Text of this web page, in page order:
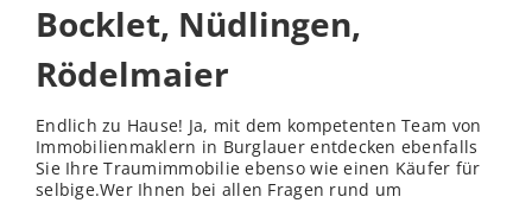
Bocklet, Nüdlingen,
Rödelmaier
Endlich zu Hause! Ja, mit dem kompetenten Team von
Immobilienmaklern in Burglauer entdecken ebenfalls
Sie Ihre Traumimmobilie ebenso wie einen Käufer für
selbige.Wer Ihnen bei allen Fragen rund um